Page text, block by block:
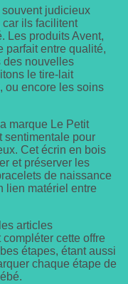
judicieux
car ils facilitent
Les produits Avent,
parfait entre qualité,
des nouvelles
le tire-lait
ou encore les soins
marque Le Petit
sentimentale pour
Cet écrin en bois
et préserver les
de naissance
lien matériel entre
articles
cette offre
étapes, étant aussi
chaque étape de